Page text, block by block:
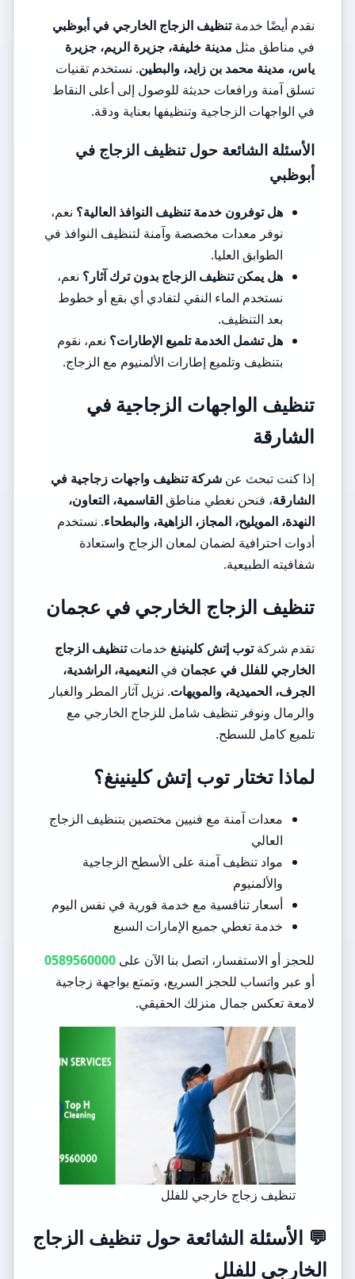
نقدم أيضًا خدمةتنظيف الزجاج الخارجي في أبوظبي
في مناطق مثل مدينة خليفة، جزيرة الريم، جزيرة
ياس، مدينة محمد بن زايد، والبطين. نستخدم تقنيات
تسلق آمنة ورافعات حديثة للوصول إلى أعلى النقاط
في الواجهات الزجاجية وتنظيفها بعناية ودقة.
الأسئلة الشائعة حول تنظيف الزجاج في
أبوظبي
هل توفرون خدمة تنظيف النوافذ العالية؟ نعم،
نوفر معدات مخصصة وآمنة لتنظيف النوافذ في
الطوابق العليا.
هل يمكن تنظيف الزجاج بدون ترك آثار؟ نعم،
نستخدم الماء النقي لتفادي أي بقع أو خطوط
بعد التنظيف.
هل تشمل الخدمة تلميع الإطارات؟ نعم، نقوم
بتنظيف وتلميع إطارات الألمنيوم مع الزجاج.
تنظيف الواجهات الزجاجية في
الشارقة
إذا كنت تبحث عن شركة تنظيف واجهات زجاجية في
الشارقة، فنحن نغطي مناطق القاسمية، التعاون،
النهدة، المويليح، المجاز، الزاهية، والبطحاء. نستخدم
أدوات احترافية لضمان لمعان الزجاج واستعادة
شفافيته الطبيعية.
تنظيف الزجاج الخارجي في عجمان
تقدم شركةتوب إتش كلينينغ خدماتتنظيف الزجاج
الخارجي للفلل في عجمان في النعيمية، الراشدية،
الجرف، الحميدية، والمويهات. نزيل آثار المطر والغبار
والرمال ونوفر تنظيف شامل للزجاج الخارجي مع
تلميع كامل للسطح.
لماذا تختار توب إتش كلينينغ؟
معدات آمنة مع فنيين مختصين بتنظيف الزجاج
العالي
مواد تنظيف آمنة على الأسطح الزجاجية
والألمنيوم
أسعار تنافسية مع خدمة فورية في نفس اليوم
خدمة تغطي جميع الإمارات السبع
للحجز أو الاستفسار، اتصل بنا الآن على 0589560000
أو عبر واتساب للحجز السريع، وتمتع بواجهة زجاجية
لامعة تعكس جمال منزلك الحقيقي.
تنظيف زجاج خارجي للفلل
💬 الأسئلة الشائعة حول تنظيف الزجاج
الخارجي للفلل